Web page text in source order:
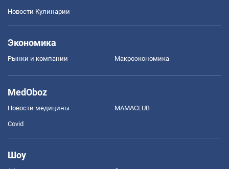
Новости Кулинарии
Экономика
Рынки и компании Mакроэкономика
MedOboz
Новости медицины MAMACLUB
Covid
Шоу